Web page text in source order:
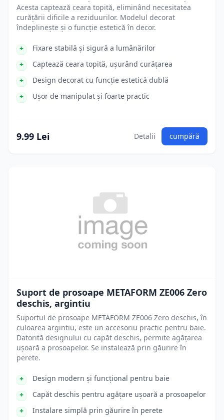
Acesta captează ceara topită, eliminând necesitatea
curățării dificile a reziduurilor. Modelul decorat
îndeplinește și o funcție estetică în decor.
Fixare stabilă și sigură a lumânărilor
Captează ceara topită, ușurând curățarea
Design decorat cu funcție estetică dublă
Ușor de manipulat și foarte practic
9.99 Lei Detalii cumpără
Suport de prosoape METAFORM ZE006 Zero
deschis, argintiu
Suportul de prosoape METAFORM ZE006 Zero deschis, în
culoarea argintiu, este un accesoriu practic pentru baie.
Datorită designului cu capăt deschis, permite agățarea
ușoară a prosoapelor. Se instalează prin găurire în
perete.
Design modern și funcțional pentru baie
Capăt deschis pentru agățare ușoară a prosoapelor
Instalare simplă prin găurire în perete